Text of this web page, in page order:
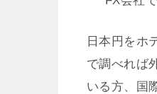
日本円をホ
で調べれば
いる方、国